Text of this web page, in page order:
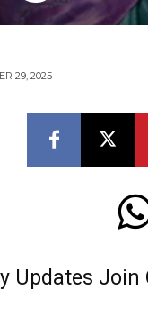
29, 2025
Updates